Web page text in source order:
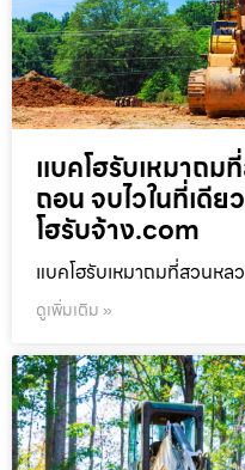
แบคโฮรับเหมาถม
ถอน จบไวในที่เดีย
โฮรับจ้าง.com
แบคโฮรับเหมาถมที่สวนห
ดูเพิ่มเติม »